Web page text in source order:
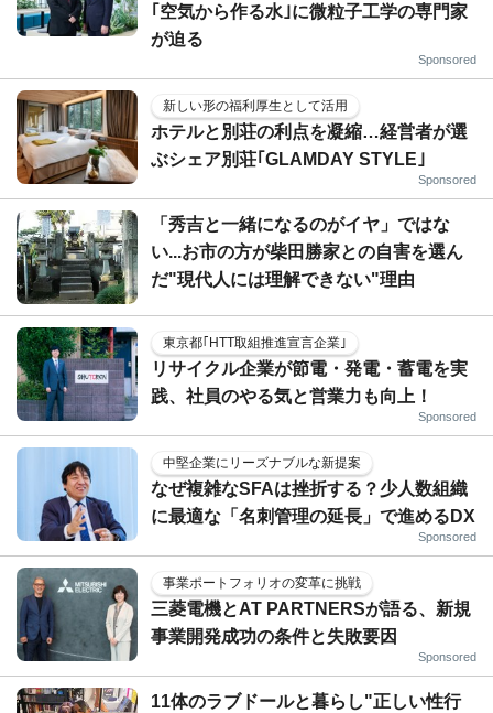
｢空気から作る水｣に微粒子工学の専門家
が迫る
Sponsored
新しい形の福利厚生として活用
ホテルと別荘の利点を凝縮…経営者が選
ぶシェア別荘｢GLAMDAY STYLE｣
Sponsored
「秀吉と一緒になるのがイヤ」ではな
い...お市の方が柴田勝家との自害を選ん
だ"現代人には理解できない"理由
東京都｢HTT取組推進宣言企業｣
リサイクル企業が節電・発電・蓄電を実
践、社員のやる気と営業力も向上！
Sponsored
中堅企業にリーズナブルな新提案
なぜ複雑なSFAは挫折する？少人数組織
に最適な「名刺管理の延長」で進めるDX
Sponsored
事業ポートフォリオの変革に挑戦
三菱電機とAT PARTNERSが語る、新規
事業開発成功の条件と失敗要因
Sponsored
11体のラブドールと暮らし"正しい性行